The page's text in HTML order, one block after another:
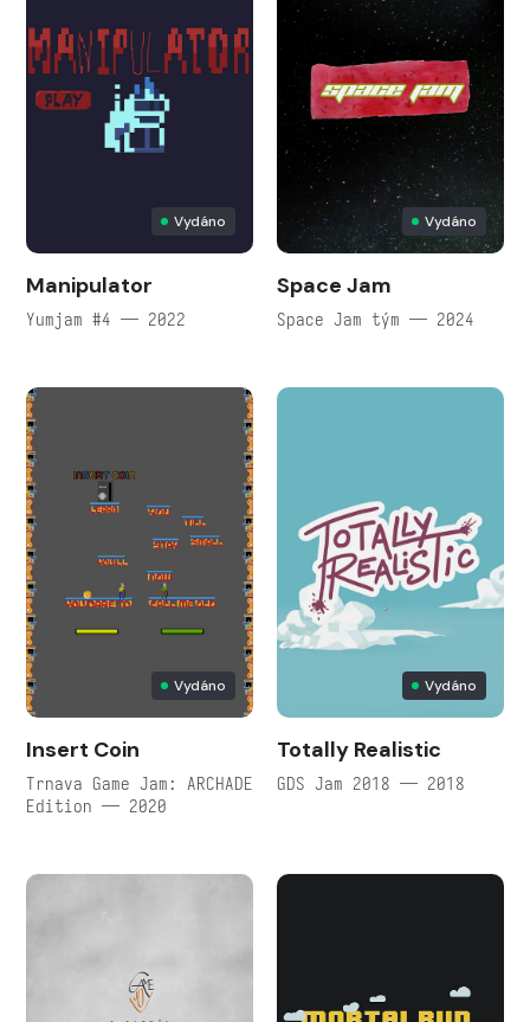
Vydáno
Manipulator
Yumjam #4 — 2022
Vydáno
Space Jam
Space Jam tým — 2024
Vydáno
Insert Coin
Trnava Game Jam: ARCHADE
Edition — 2020
Vydáno
Totally Realistic
GDS Jam 2018 — 2018